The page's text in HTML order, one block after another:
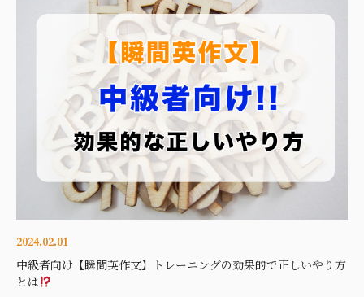
2024.02.01
中級者向け【瞬間英作文】トレーニングの効果的で正しいやり方
とは